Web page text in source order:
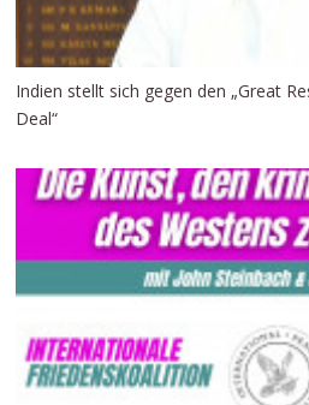
Indien stellt sich gegen den „Great
Deal“